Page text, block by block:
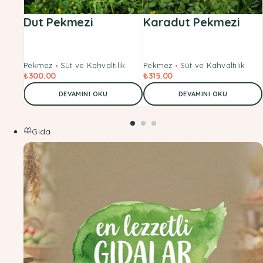
Dut Pekmezi
Pekmez Süt ve Kahvaltılık
₺300.00
DEVAMINI OKU
Karadut Pekmezi
Pekmez Süt ve Kahvaltılık
₺315.00
DEVAMINI OKU
Gıda